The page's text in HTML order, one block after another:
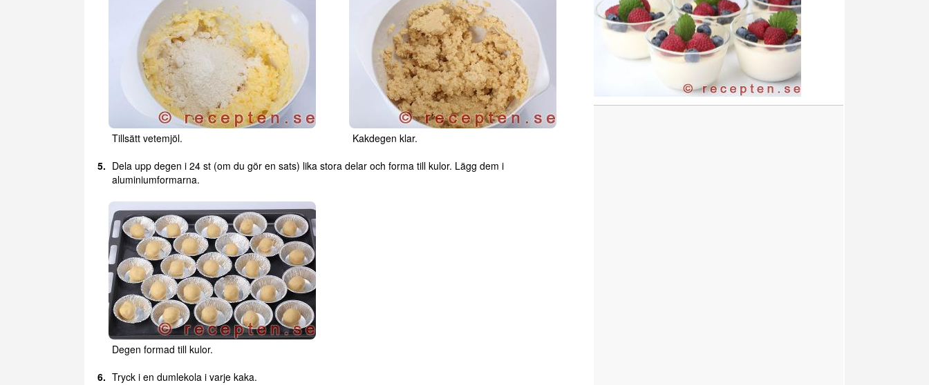
Tillsätt vetemjöl.
Kakdegen klar.
Dela upp degen i 24 st (om du gör en sats) lika stora delar och forma till kulor. Lägg dem i
aluminiumformarna.
Degen formad till kulor.
Tryck i en dumlekola i varje kaka.